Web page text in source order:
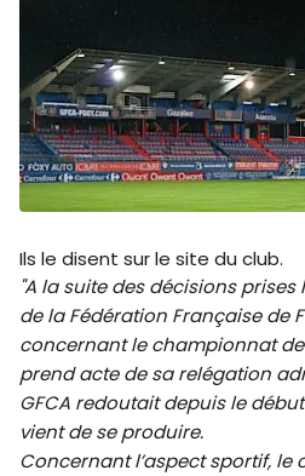
Ils le disent sur le site du club.
"A la suite des décisions
de la Fédération Française de
concernant le championnat de
prend acte de sa relégation
GFCA redoutait depuis le
vient de se produire.
Concernant l’aspect sportif, le